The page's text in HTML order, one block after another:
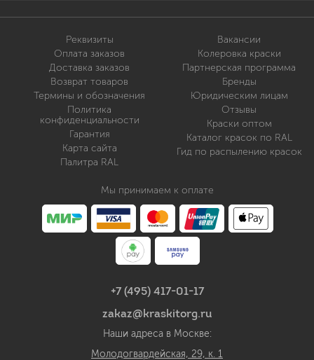
Реквизиты
Оплата заказов
Доставка заказов
Возврат товаров
Термины и обозначения
Политика
конфиденциальности
Гарантия
Карта сайта
Палитра RAL
Вакансии
Колеровка краски
Партнерская программа
Бренды
Юридическим лицам
Отзывы
Краски оптом
Каталог красок по RAL
Гид по распылению красок
Мы принимаем к оплате
+7 (495) 417-01-17
zakaz@kraskitorg.ru
Наши адреса в Москве:
Молодогвардейская, 29, к. 1